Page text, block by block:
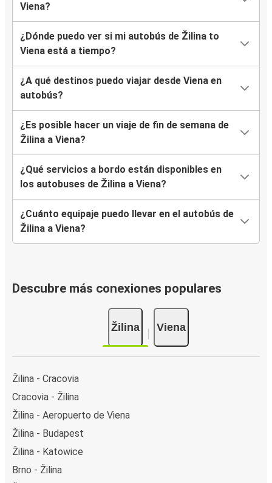
Viena?
¿Dónde puedo ver si mi autobús de Žilina to
Viena está a tiempo?
¿A qué destinos puedo viajar desde Viena en
autobús?
¿Es posible hacer un viaje de fin de semana de
Žilina a Viena?
¿Qué servicios a bordo están disponibles en
los autobuses de Žilina a Viena?
¿Cuánto equipaje puedo llevar en el autobús de
Žilina a Viena?
Descubre más conexiones populares
Žilina Viena
Žilina - Cracovia
Cracovia - Žilina
Žilina - Aeropuerto de Viena
Žilina - Budapest
Žilina - Katowice
Brno - Žilina